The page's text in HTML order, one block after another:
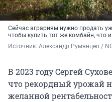
Сейчас аграриям нужно продать
чтобы купить тот же комбайн, что и
Источник: Александр Румянцев /
В 2023 году Сергей
что рекордный урожай
желанной